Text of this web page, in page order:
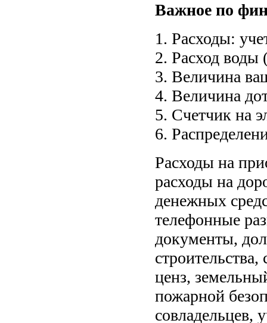
Важное по
1. Расходы:
2. Расход воды
3. Величина
4. Величина
5. Счетчик на
6.
Расходы на
расходы на
денежных
телефонные
документы,
ценз,
пожарной
совладельцев,